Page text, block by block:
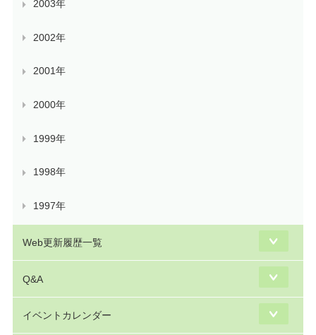
2003年
2002年
2001年
2000年
1999年
1998年
1997年
Web更新履歴一覧
Q&A
イベントカレンダー